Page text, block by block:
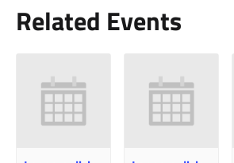
Related Events